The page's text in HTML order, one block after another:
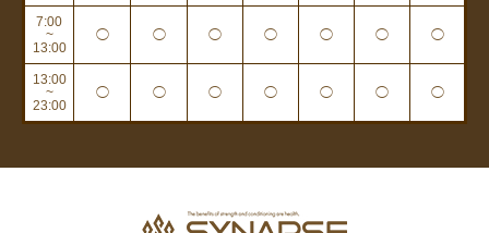
7:00
~
13:00
◯ ◯ ◯ ◯ ◯ ◯ ◯
13:00
~
23:00
◯ ◯ ◯ ◯ ◯ ◯ ◯